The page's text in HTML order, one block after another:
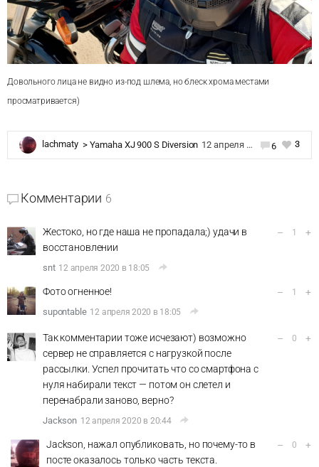
Довольного лица не видно из-под шлема, но блеск хрома местами
просматривается)
lachmaty > Yamaha XJ 900 S Diversion 12 апреля 2020 в 11:38 6 3
Комментарии 6
Жестоко, но где наша не пропадала;) удачи в
восстановлении
snt 12 апреля 2020 в 18:05
– 1 +
Фото огненное!
supontable 12 апреля 2020 в 18:05
– 1 +
Так комментарии тоже исчезают) возможно
сервер не справляется с нагрузкой после
рассылки. Успел прочитать что со смартфона с
нуля набирали текст — потом он слетел и
перенабрали заново, верно?
Jackson 12 апреля 2020 в 20:44
– 0 +
Jackson, нажал опубликовать, но почему-то в
посте оказалось только часть текста.
– 0 +